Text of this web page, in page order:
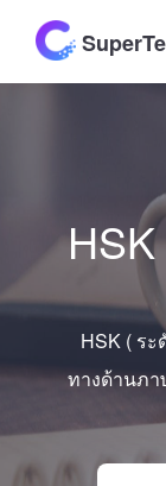
HSK ( ร
ทางด้านภา